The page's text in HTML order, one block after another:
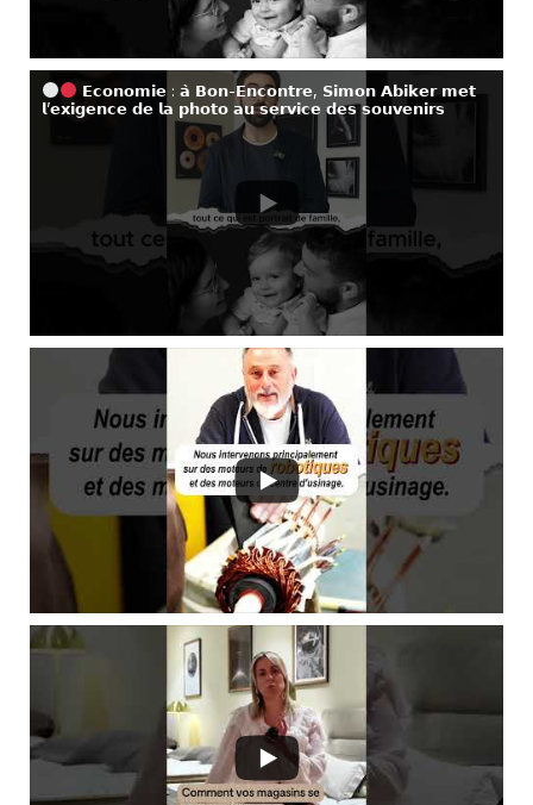
𝗘𝗰𝗼𝗻𝗼𝗺𝗶𝗲 : 𝗮̀ 𝗕𝗼𝗻-𝗘𝗻𝗰𝗼𝗻𝘁𝗿𝗲, 𝗦𝗶𝗺𝗼𝗻 𝗔𝗯𝗶𝗸𝗲𝗿 𝗺𝗲𝘁
𝗹’𝗲𝘅𝗶𝗴𝗲𝗻𝗰𝗲 𝗱𝗲 𝗹𝗮 𝗽𝗵𝗼𝘁𝗼 𝗮𝘂 𝘀𝗲𝗿𝘃𝗶𝗰𝗲 𝗱𝗲𝘀 𝘀𝗼𝘂𝘃𝗲𝗻𝗶𝗿𝘀